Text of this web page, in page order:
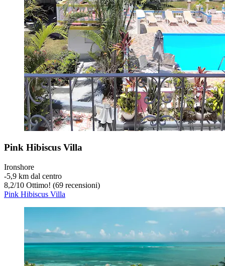
Pink Hibiscus Villa
Ironshore
‐5,9 km dal centro
8,2/10 Ottimo! (69 recensioni)
Pink Hibiscus Villa